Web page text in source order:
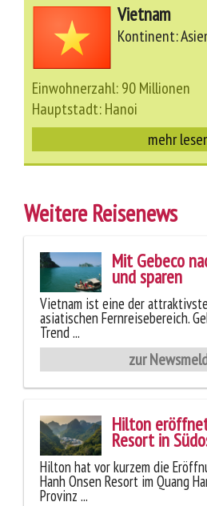
Vietnam
Kontinent:
Einwohnerzahl: 90 Millionen
Hauptstadt: Hanoi
mehr
Weitere Reisenews
Mit Gebeco
und sparen
Vietnam ist eine der
asiatischen Fernreisebereich.
Trend ...
zur
Hilton
Resort in
Hilton hat vor kurzem die
Hanh Onsen Resort im Quang
Provinz ...